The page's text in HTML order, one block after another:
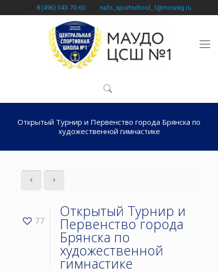
8 (496) 343-70-60 nafo_sportschool_1@mosreg.ru
Открытый Турнир и Первенство города Брянска по
художественной гимнастике
77
Открытый Турнир и
Первенство города
Брянска по
художественной
гимнастике